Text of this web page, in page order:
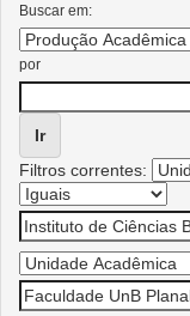
Buscar em:
por
Filtros correntes: